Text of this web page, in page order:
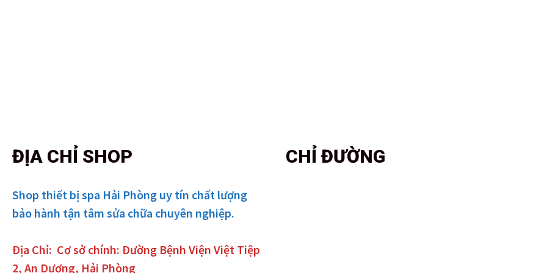
ĐỊA CHỈ SHOP
Shop thiết bị spa Hải Phòng uy tín chất lượng
bảo hành tận tâm sửa chữa chuyên nghiệp.
Địa Chỉ: Cơ sở chính: Đường Bệnh Viện Việt Tiệp
2, An Dương, Hải Phòng
CHỈ ĐƯỜNG